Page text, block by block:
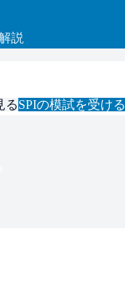
説
るSPIの模試を受ける